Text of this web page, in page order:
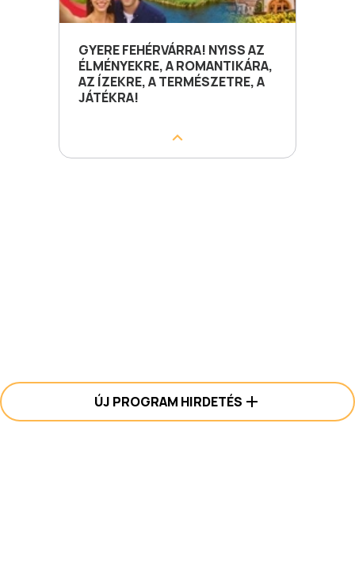
GYERE FEHÉRVÁRRA! NYISS AZ
ÉLMÉNYEKRE, A ROMANTIKÁRA,
AZ ÍZEKRE, A TERMÉSZETRE, A
JÁTÉKRA!
ÚJ PROGRAM HIRDETÉS